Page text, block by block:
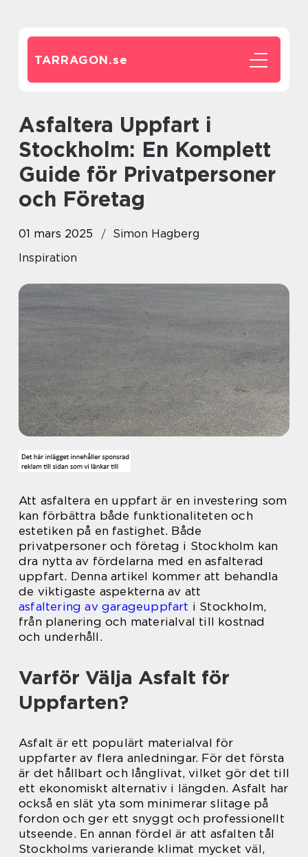
TARRAGON.se
Asfaltera Uppfart i
Stockholm: En Komplett
Guide för Privatpersoner
och Företag
01 mars 2025
Simon Hagberg
Inspiration
Att asfaltera en uppfart är en investering som
kan förbättra både funktionaliteten och
estetiken på en fastighet. Både
privatpersoner och företag i Stockholm kan
dra nytta av fördelarna med en asfalterad
uppfart. Denna artikel kommer att behandla
de viktigaste aspekterna av att
asfaltering av garageuppfart i Stockholm,
från planering och materialval till kostnad
och underhåll.
Varför Välja Asfalt för
Uppfarten?
Asfalt är ett populärt materialval för
uppfarter av flera anledningar. För det första
är det hållbart och långlivat, vilket gör det till
ett ekonomiskt alternativ i längden. Asfalt har
också en slät yta som minimerar slitage på
fordon och ger ett snyggt och professionellt
utseende. En annan fördel är att asfalten tål
Stockholms varierande klimat mycket väl,